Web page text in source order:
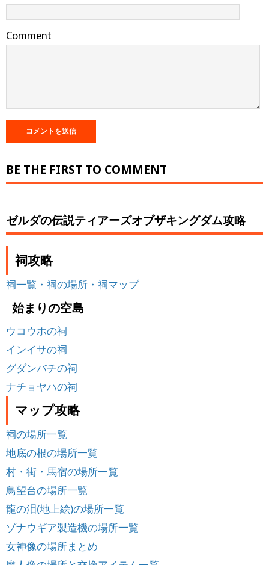
Comment
BE THE FIRST TO COMMENT
ゼルダの伝説ティアーズオブザキングダム攻略
祠攻略
祠一覧・祠の場所・祠マップ
始まりの空島
ウコウホの祠
インイサの祠
グダンバチの祠
ナチョヤハの祠
マップ攻略
祠の場所一覧
地底の根の場所一覧
村・街・馬宿の場所一覧
鳥望台の場所一覧
龍の泪(地上絵)の場所一覧
ゾナウギア製造機の場所一覧
女神像の場所まとめ